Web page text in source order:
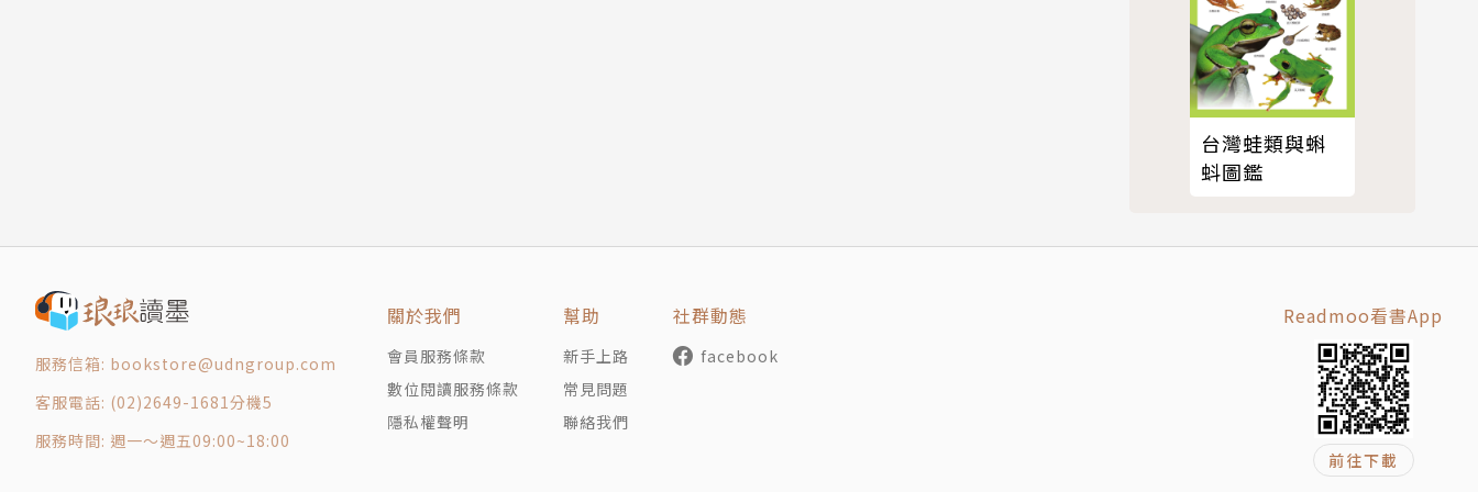
誰是紙箱狂熱粉絲？
CHAPTER 3 唉呦～你們在幹什麼啦！
愛愛會痛不欲生？
貓有套神祕溝通法？
台灣蛙類與蝌
蚪圖鑑
服務信箱: bookstore@udngroup.com
客服電話: (02)2649-1681分機5
服務時間: 週一～週五09:00~18:00
關於我們
會員服務條款
數位閱讀服務條款
隱私權聲明
幫助
新手上路
常見問題
聯絡我們
社群動態
facebook
Readmoo看書App
前往下載